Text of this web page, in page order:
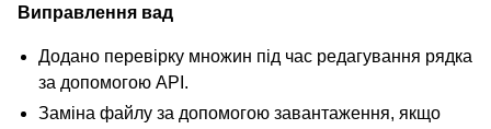
Виправлення вад
Додано перевірку множин під час редагування рядка
за допомогою API.
Заміна файлу за допомогою завантаження, якщо